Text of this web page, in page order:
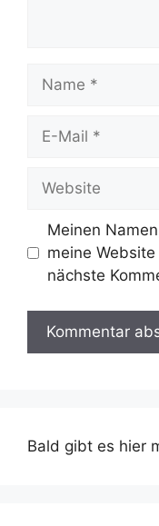
Name
Website
Meinen
meine
nächste
Bald gibt es hier